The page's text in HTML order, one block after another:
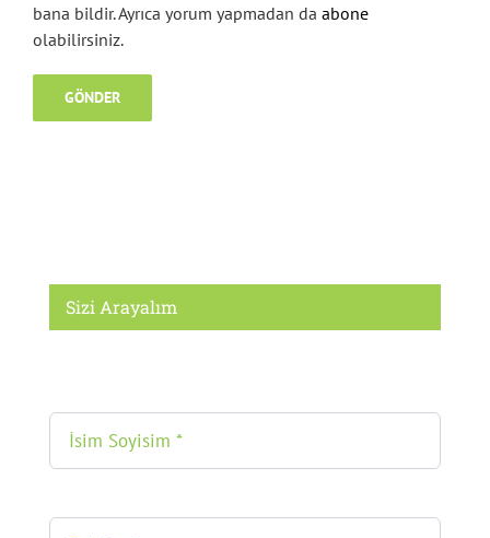
bana bildir. Ayrıca yorum yapmadan da abone
olabilirsiniz.
Sizi Arayalım